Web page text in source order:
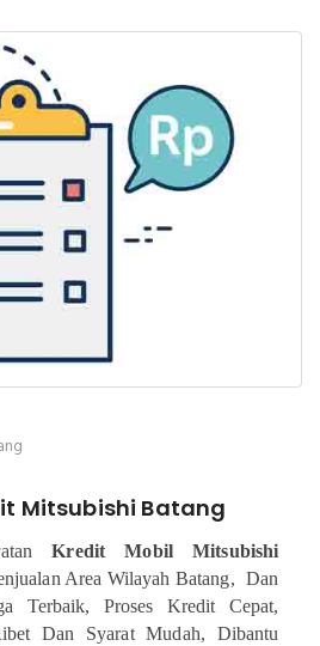
Mitsubishi Batang
Kredit Mobil Mitsubishi
Area Wilayah Batang, Dan
Terbaik, Proses Kredit Cepat,
Dan Syarat Mudah, Dibantu